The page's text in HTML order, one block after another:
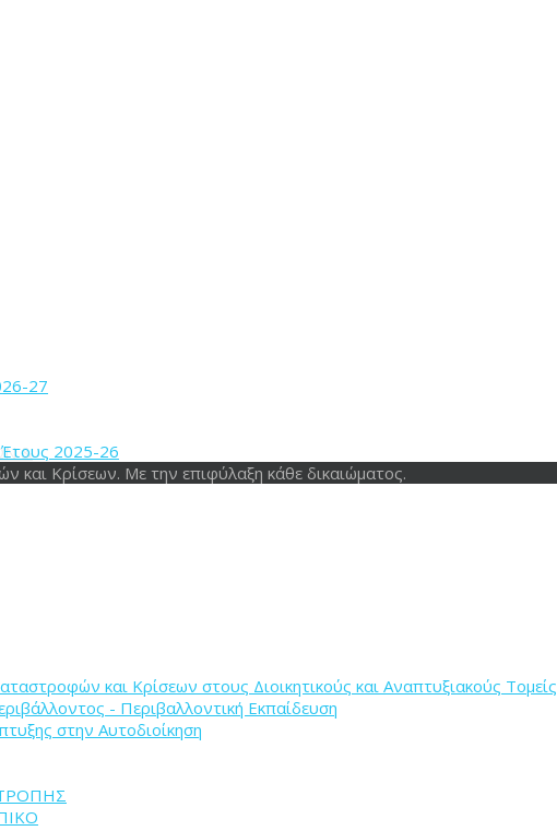
&
27
Έτους 2025-26
και Κρίσεων. Με την επιφύλαξη κάθε δικαιώματος.
και Κρίσεων στους Διοικητικούς και Αναπτυξιακούς Τομείς
- Περιβαλλοντική Εκπαίδευση
στην Αυτοδιοίκηση